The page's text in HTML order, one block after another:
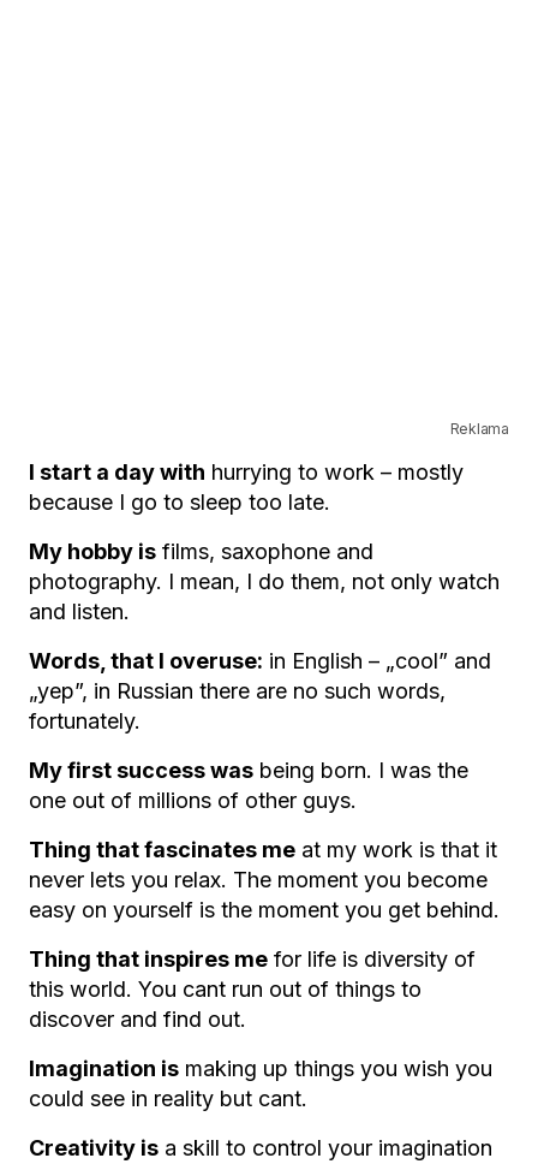
Reklama
I start a day with hurrying to work – mostly
because I go to sleep too late.
My hobby is films, saxophone and
photography. I mean, I do them, not only watch
and listen.
Words, that I overuse: in English – „cool” and
„yep”, in Russian there are no such words,
fortunately.
My first success was being born. I was the
one out of millions of other guys.
Thing that fascinates me at my work is that it
never lets you relax. The moment you become
easy on yourself is the moment you get behind.
Thing that inspires me for life is diversity of
this world. You cant run out of things to
discover and find out.
Imagination is making up things you wish you
could see in reality but cant.
Creativity is a skill to control your imagination